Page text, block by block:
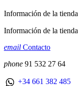
Información de la tienda
Información de la tienda
email Contacto
phone 91 532 27 64
+34 661 382 485